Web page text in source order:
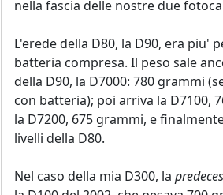
nella fascia delle nostre due
L'erede della D80, la D90, era piu'
batteria compresa. Il peso sale
della D90, la D7000: 780 grammi
con batteria); poi arriva la D7100,
la D7200, 675 grammi, e
livelli della D80.
Nel caso della mia D300, la